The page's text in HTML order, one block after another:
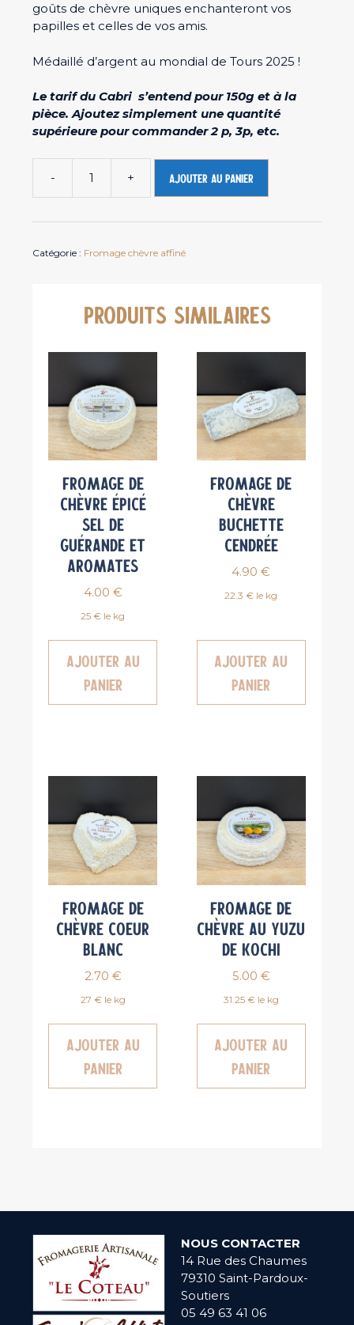
goûts de chèvre uniques enchanteront vos
papilles et celles de vos amis.
Médaillé d’argent au mondial de Tours 2025 !
Le tarif du Cabri s’entend pour 150g et à la
pièce. Ajoutez simplement une quantité
supérieure pour commander 2 p, 3p, etc.
-
quantité
de
Fromage
chèvre
+ Ajouter au panier
Catégorie : Fromage chèvre affiné
PRODUITS SIMILAIRES
Fromage de
chèvre épicé
Sel de
Guérande et
Aromates
4.00 €
25 € le kg
Ajouter au
panier
Fromage de
chèvre
Buchette
cendrée
4.90€
22.3 € le kg
Ajouter au
panier
Fromage de
chèvre Coeur
blanc
2.70 €
27 € le kg
Ajouter au
panier
Fromage de
chèvre au Yuzu
de Kochi
5.00 €
31.25 € le kg
Ajouter au
panier
NOUS CONTACTER
14 Rue des Chaumes
79310 Saint-Pardoux-
Soutiers
05 49 63 41 06